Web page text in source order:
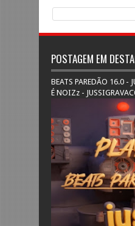
POSTAGEM EM
BEATS PAREDÃO 16.0 -
É NOIZz -